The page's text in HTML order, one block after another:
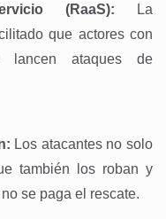
(RaaS): La
que actores con
lancen ataques de
Los atacantes no solo
también los roban y
se paga el rescate.